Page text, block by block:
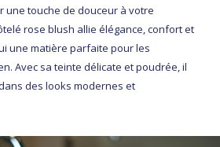
une touche de douceur à votre
rose blush allie élégance, confort et
une matière parfaite pour les
Avec sa teinte délicate et poudrée, il
des looks modernes et